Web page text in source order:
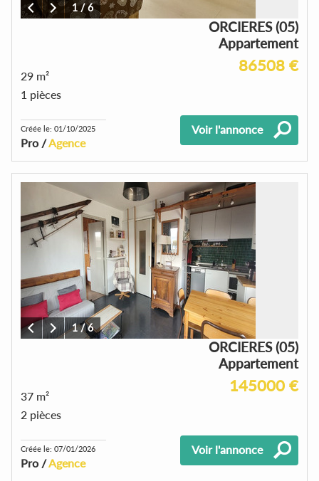
1/6
ORCIERES (05)
Appartement
86508 €
29 m²
1 pièces
Créée le: 01/10/2025
Pro /Agence
Voir l'annonce
1/6
ORCIERES (05)
Appartement
145000 €
37 m²
2 pièces
Créée le: 07/01/2026
Pro /Agence
Voir l'annonce